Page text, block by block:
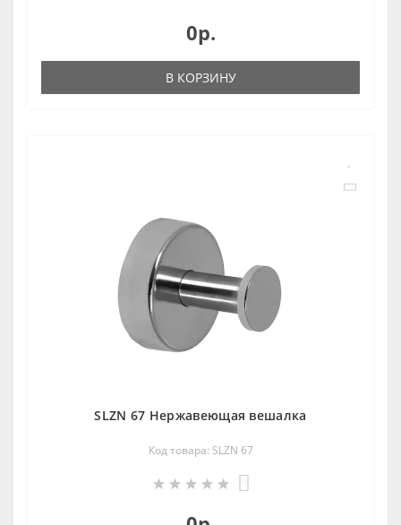
0р.
В КОРЗИНУ
SLZN 67 Нержавеющая вешалка
Код товара: SLZN 67